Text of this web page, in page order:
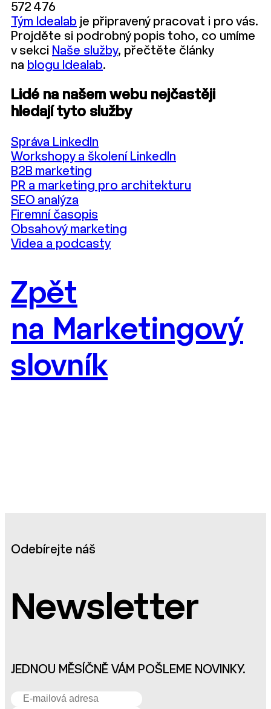
572 476
Tým Idealab je připravený pracovat i pro vás.
Projděte si podrobný popis toho, co umíme
v sekci Naše služby, přečtěte články
na blogu Idealab.
Lidé na našem webu nejčastěji
hledají tyto služby
Správa LinkedIn
Workshopy a školení LinkedIn
B2B marketing
PR a marketing pro architekturu
SEO analýza
Firemní časopis
Obsahový marketing
Videa a podcasty
Zpět
na Marketingový
slovník
Odebírejte náš
Newsletter
JEDNOU MĚSÍČNĚ VÁM POŠLEME NOVINKY.